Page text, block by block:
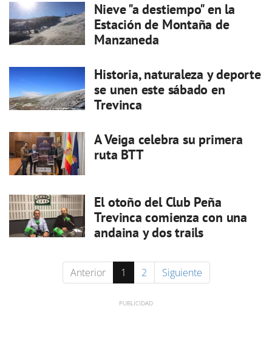
Nieve "a destiempo" en la
Estación de Montaña de
Manzaneda
Historia, naturaleza y deporte
se unen este sábado en
Trevinca
A Veiga celebra su primera
ruta BTT
El otoño del Club Peña
Trevinca comienza con una
andaina y dos trails
Anterior 1 2 Siguiente